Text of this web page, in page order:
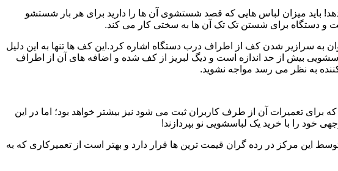
باید میزان لباس هایی که قصد شستشوی آن ها را دارید برای هر بار شستشو
و دستگاه برای شستن تک تک آن ها به سختی کار می کند.
به سرازیر شدن کف از اطراف درب دستگاه اشاره کرد.این کف ها تنها به این دلیل
بیش از حد اندازه است و دیگ لبریز از کف شده و اضافه های آن از اطراف
به نظر می رسد مواجه نشوید.
برای تعمیرات آن از طرف کاربران ثبت می شود نیز بیشتر خواهد بود؛ اما در این
خود را با خرید یک لباسشویی نو بپردازند!
این مرکز در رده گران قیمت ترین ها قرار دارد و بهتر است از تعمیرکاری که به